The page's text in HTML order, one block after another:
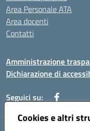
Cookies e altri
Area Personale ATA
Area docenti
Contatti
Amministrazione
Dichiarazione di
Seguici su: